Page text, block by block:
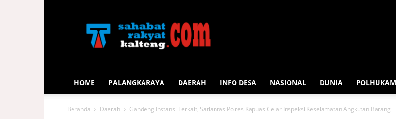
Rakyat
Kalteng
HOME PALANGKARAYA DAERAH INFO DESA NASIONAL DUNIA POLHUKAM
Beranda Daerah Gandeng Instansi Terkait, Satlantas Polres Kapuas Gelar Inspeksi Keselamatan Angkutan Barang